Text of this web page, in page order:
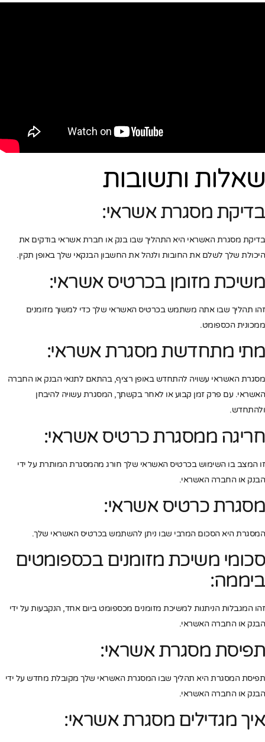
שאלות ותשובות
בדיקת מסגרת אשראי:
בדיקת מסגרת האשראי היא התהליך שבו בנק או חברת אשראי בודקים את
היכולת שלך לשלם את החובות ולנהל את החשבון הבנקאי שלך באופן תקין.
משיכת מזומן בכרטיס אשראי:
זהו תהליך שבו אתה משתמש בכרטיס האשראי שלך כדי למשוך מזומנים
ממכונית הכספומט.
מתי מתחדשת מסגרת אשראי:
מסגרת האשראי עשויה להתחדש באופן רציף, בהתאם לתנאי הבנק או החברה
האשראי. עם פרק זמן קבוע או לאחר בקשתך, המסגרת עשויה להיבחן
ולהתחדש.
חריגה ממסגרת כרטיס אשראי:
זו המצב בו השימוש בכרטיס האשראי שלך חורג מהמסגרת המותרת על ידי
הבנק או החברה האשראי.
מסגרת כרטיס אשראי:
המסגרת היא הסכום המרבי שבו ניתן להשתמש בכרטיס האשראי שלך.
סכומי משיכת מזומנים בכספומטים
ביממה:
זהו המגבלות הניתנות למשיכת מזומנים מכספומט ביום אחד, הנקבעות על ידי
הבנק או החברה האשראי.
תפיסת מסגרת אשראי:
תפיסת המסגרת היא תהליך שבו המסגרת האשראי שלך מקובלת מחדש על ידי
הבנק או החברה האשראי.
איך מגדילים מסגרת אשראי: